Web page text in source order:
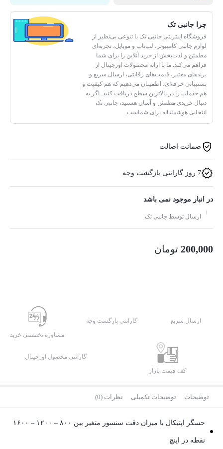
چرا جانبی تک
فروشگاه اینترنتی جانبی تک با تنوعی بی‌نظیر از
لوازم جانبی کامپیوتر، لپ‌تاپ و موبایل، تجربه‌ای
مطمئن و لذت‌بخش از خرید آنلاین را برای شما
فراهم می‌کند. ما با ارائه محصولات اورجینال از
برندهای معتبر، قیمت‌های رقابتی، ارسال سریع و
پشتیبانی حرفه‌ای، اطمینان می‌دهیم که هم کیفیت و
هم خدمات را در بالاترین سطح دریافت کنید. اگر به
دنبال خریدی مطمئن و آسان هستید، جانبی تک
انتخابی هوشمندانه برای شماست.
ضمانت اصالت
7 روز گارانتی بازگشت وجه
در انبار موجود نمی باشد
ارسال توسط جانبی تک
200,000 تومان
ارسال سریع
گارانتی بازگشت وجه
مشاوره تخصصی خرید
کف قیمت بازار
گارانتی محصول اورجینال
توضیحات توضیحات تکمیلی نظرات (0)
حسگر اپتیکال با میزان دقت سنسور متغیر بین ۸۰۰ – ۱۲۰۰ – ۱۶۰۰
نقطه در اینچ